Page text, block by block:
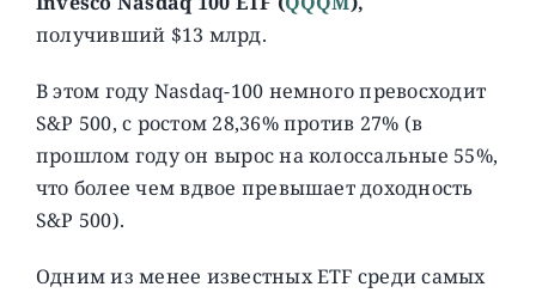
получивший $13 млрд.
В этом году Nasdaq-100 немного превосходит
S&P 500, с ростом 28,36% против 27% (в
прошлом году он вырос на колоссальные 55%,
что более чем вдвое превышает доходность
S&P 500).
Одним из менее известных ETF среди самых